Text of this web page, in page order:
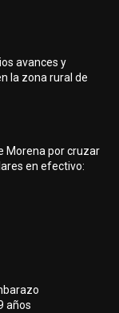
avances y
la zona rural de
Morena por cruzar
en efectivo:
años